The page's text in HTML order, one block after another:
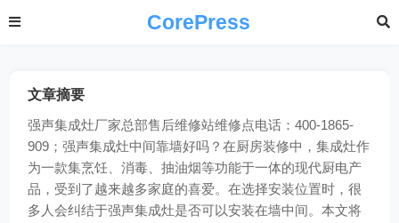
CorePress
文章摘要
强声集成灶厂家总部售后维修站维修点电话：400-1865-
909；强声集成灶中间靠墙好吗？在厨房装修中，集成灶作
为一款集烹饪、消毒、抽油烟等功能于一体的现代厨电产
品，受到了越来越多家庭的喜爱。在选择安装位置时，很
多人会纠结于强声集成灶是否可以安装在墙中间。本文将